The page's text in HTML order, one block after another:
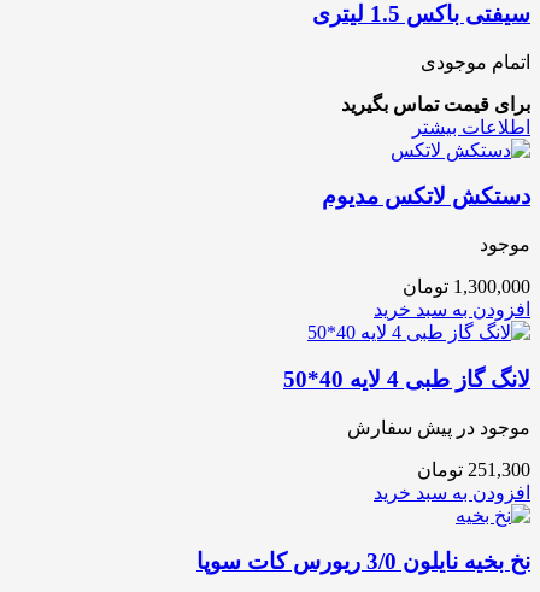
سیفتی باکس 1.5 لیتری
اتمام موجودی
برای قیمت تماس بگیرید
اطلاعات بیشتر
دستکش لاتکس مدیوم
موجود
1,300,000 تومان
افزودن به سبد خرید
لانگ گاز طبی 4 لایه 40*50
موجود در پیش سفارش
251,300 تومان
افزودن به سبد خرید
نخ بخیه نایلون 3/0 ریورس کات سوپا